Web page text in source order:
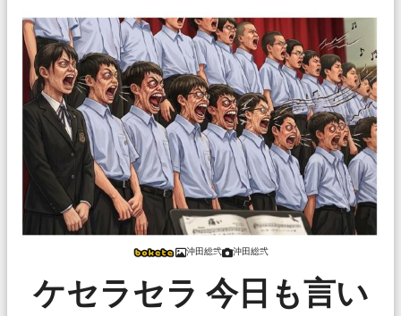
沖田総弐 沖田総弐
ケセラセラ 今日も言い